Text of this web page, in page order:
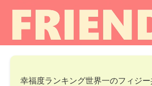
幸福度ランキング世界一のフィジー